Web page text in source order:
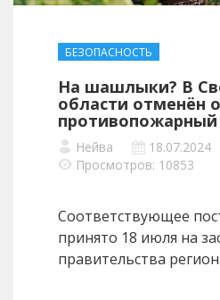
БЕЗОПАСНОСТЬ
На шашлыки? В
области отменён
Нейва
18.07.2024
Просмотров: 10853
Соответствующее
принято 18 июля на
правительства